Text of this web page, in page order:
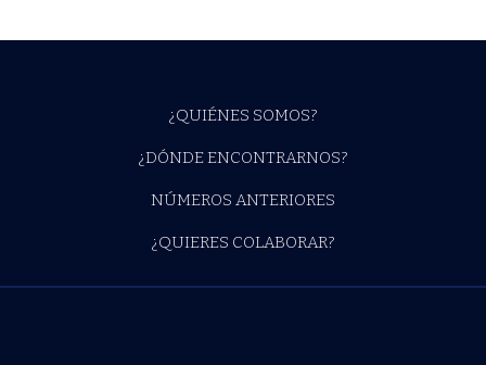
¿QUIÉNES SOMOS?
¿DÓNDE ENCONTRARNOS?
NÚMEROS ANTERIORES
¿QUIERES COLABORAR?